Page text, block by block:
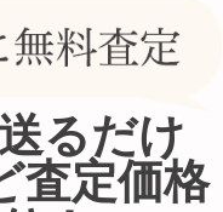
るだけ
査定価格